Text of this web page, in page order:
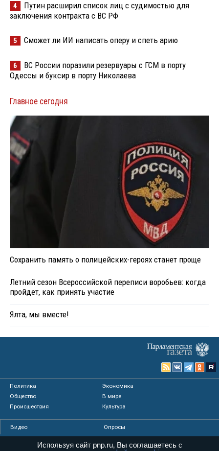
4
Путин расширил список лиц с судимостью для
заключения контракта с ВС РФ
5 Сможет ли ИИ написать оперу и спеть арию
6
ВС России поразили резервуары с ГСМ в порту
Одессы и буксир в порту Николаева
Главное сегодня
Сохранить память о полицейских-героях станет проще
Летний сезон Всероссийской переписи воробьев: когда
пройдет, как принять участие
Ялта, мы вместе!
Политика
Экономика
Общество
В мире
Происшествия
Культура
Видео
Опросы
Фото
Персоны
Регионы
Используя сайт pnp.ru, Вы соглашаетесь с